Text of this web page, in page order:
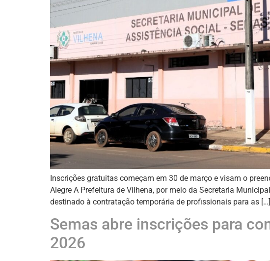
Inscrições gratuitas começam em 30 de março e visam o
Alegre A Prefeitura de Vilhena, por meio da Secretaria
destinado à contratação temporária de profissionais para as […]
Semas abre inscrições para
2026